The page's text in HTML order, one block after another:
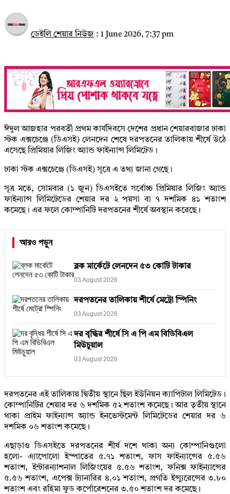
ডেইলি শেয়ার নিউজ : 1 June 2026, 7:37 pm
ঈদুল আজহার পরবর্তী প্রথম কার্যদিবসে দেশের প্রধান শেয়ারবাজার ঢাকা
স্টক এক্সচেঞ্জে (ডিএসই) লেনদেন শেষে দরপতনের তালিকায় শীর্ষে উঠে
এসেছে প্রিমিয়ার লিজিং অ্যান্ড ফাইন্যান্স লিমিটেড।
ঢাকা স্টক এক্সচেঞ্জে (ডিএসই) সূত্রে এ তথ্য জানা গেছে।
সূত্র মতে, সোমবার (১ জুন) ডিএসইতে সর্বোচ্চ প্রিমিয়ার লিজিং অ্যান্ড
ফাইন্যান্স লিমিটেডের শেয়ার দর ২ পয়সা বা ৭ দশমিক ৪১ শতাংশ
কমেছে। এর ফলে কোম্পানিটি দরপতনের শীর্ষে অবস্থান করেছে।
আরও পড়ুন
ব্লক মার্কেটে লেনদেন ৫৩ কোটি টাকার
03 August 2026
দরপতনের তালিকায় শীর্ষে মেট্রো স্পিনিং
03 August 2026
দর বৃদ্ধির শীর্ষে সি এ পি এম বিডিবিএল
মিউচুয়াল
03 August 2026
দরপতনের এই তালিকায় দ্বিতীয় স্থানে ছিল ইউনিয়ন ক্যাপিটাল লিমিটেড।
কোম্পানিটির শেয়ার দর ৬ দশমিক ৫২ শতাংশ কমেছে। আর তৃতীয় স্থানে
থাকা প্রাইম ফাইন্যান্স অ্যান্ড ইনভেস্টমেন্ট লিমিটেডের শেয়ার দর ৬
দশমিক ০৬ শতাংশ কমেছে।
এছাড়াও ডিএসইতে দরপতনের শীর্ষ দশে থাকা অন্য কোম্পানিগুলো
হলো- এ্যাপোলো ইস্পাতের ৫.৭১ শতাংশ, ফাস ফাইন্যান্সের ৫.৫৬
শতাংশ, ইন্টারন্যাশনাল লিজিংয়ের ৫.৫৬ শতাংশ, ফনিক্স ফাইন্যান্সের
৫.৫৬ শতাংশ, এপেক্স ট্যানারির ৪.০১ শতাংশ, প্রগতি ইন্স্যুরেন্সের ৩.৮০
শতাংশ এবং রহিমা ফুড কর্পোরেশনের ৩.৫০ শতাংশ দর কমেছে।